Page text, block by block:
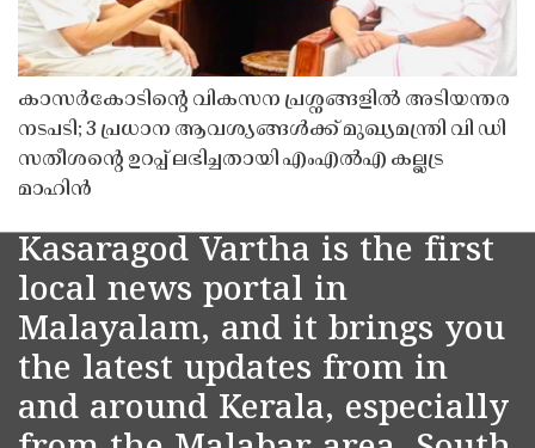
കാസർകോടിൻ്റെ വികസന പ്രശ്നങ്ങളിൽ അടിയന്തര
നടപടി; 3 പ്രധാന ആവശ്യങ്ങൾക്ക് മുഖ്യമന്ത്രി വി ഡി
സതീശൻ്റെ ഉറപ്പ് ലഭിച്ചതായി എംഎൽഎ കല്ലട്ര
മാഹിൻ
Kasaragod Vartha is the first
local news portal in
Malayalam, and it brings you
the latest updates from in
and around Kerala, especially